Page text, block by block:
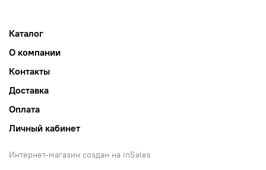
Каталог
О компании
Контакты
Доставка
Оплата
Личный кабинет
Интернет-магазин создан на inSales